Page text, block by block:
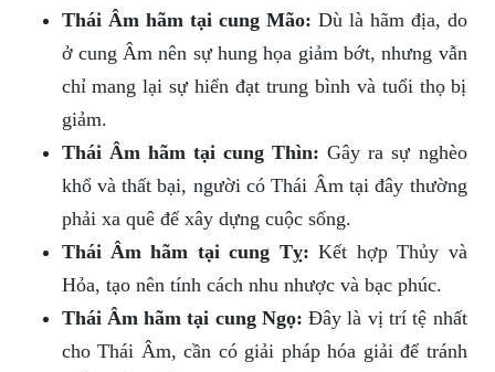
Thái Âm hãm tại cung Mão: Dù là hãm địa, do
ở cung Âm nên sự hung họa giảm bớt, nhưng vẫn
chỉ mang lại sự hiển đạt trung bình và tuổi thọ bị
giảm.
Thái Âm hãm tại cung Thìn: Gây ra sự nghèo
khổ và thất bại, người có Thái Âm tại đây thường
phải xa quê để xây dựng cuộc sống.
Thái Âm hãm tại cung Tỵ: Kết hợp Thủy và
Hỏa, tạo nên tính cách nhu nhược và bạc phúc.
Thái Âm hãm tại cung Ngọ: Đây là vị trí tệ nhất
cho Thái Âm, cần có giải pháp hóa giải để tránh